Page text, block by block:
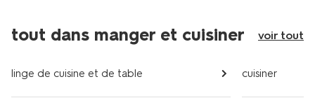
tout dans manger et cuisiner voir tout
linge de cuisine et de table cuisiner